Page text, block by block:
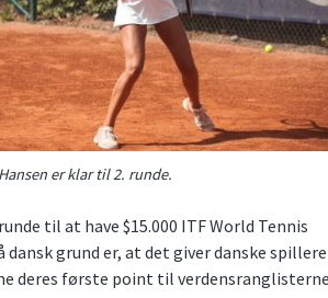
er klar til 2. runde.
til at have $15.000 ITF World Tennis
grund er, at det giver danske spillere
deres første point til